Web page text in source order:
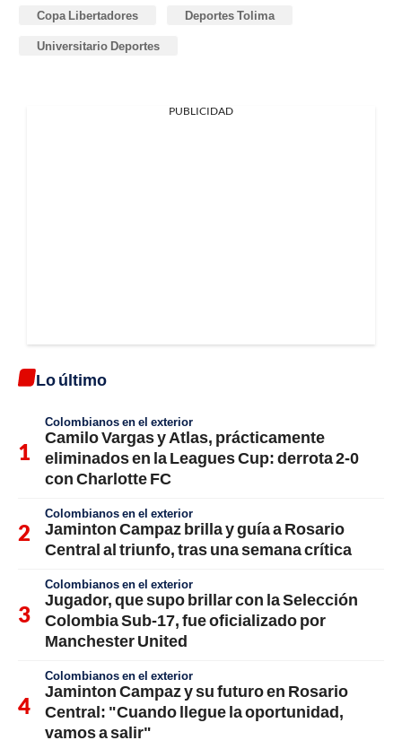
Copa Libertadores Deportes Tolima
Universitario Deportes
PUBLICIDAD
Lo último
Colombianos en el exterior
Camilo Vargas y Atlas, prácticamente
eliminados en la Leagues Cup: derrota 2-0
con Charlotte FC
Colombianos en el exterior
Jaminton Campaz brilla y guía a Rosario
Central al triunfo, tras una semana crítica
Colombianos en el exterior
Jugador, que supo brillar con la Selección
Colombia Sub-17, fue oficializado por
Manchester United
Colombianos en el exterior
Jaminton Campaz y su futuro en Rosario
Central: "Cuando llegue la oportunidad,
vamos a salir"